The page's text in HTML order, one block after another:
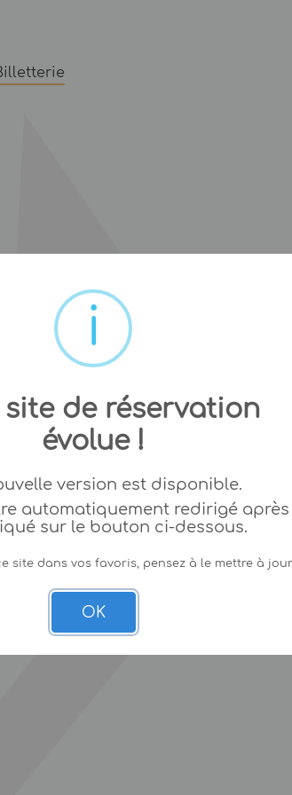
site de réservation
évolue !
version est disponible.
automatiquement redirigé après
sur le bouton ci-dessous.
site dans vos favoris, pensez à le mettre à
OK